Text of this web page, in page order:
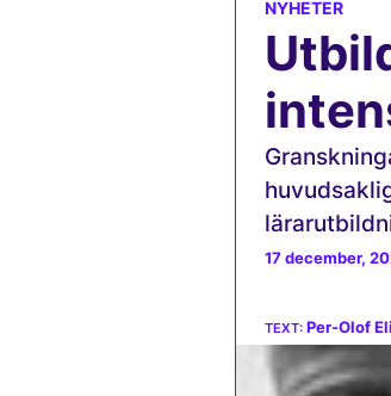
NYHETER
17 december,
Per-Olof